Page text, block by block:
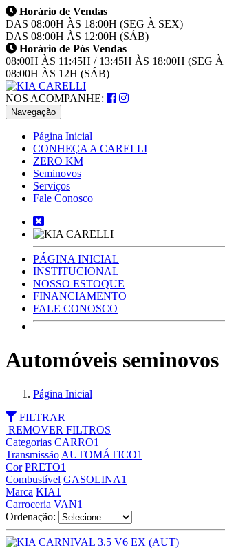
Horário de Vendas
DAS 08:00H ÀS 18:00H (SEG À SEX)
DAS 08:00H ÀS 12:00H (SÁB)
Horário de Pós Vendas
08:00H ÀS 11:45H / 13:45H ÀS 18:00H (SEG
08:00H ÀS 12H (SÁB)
NOS ACOMPANHE:
Navegação
Página Inicial
CONHEÇA A CARELLI
ZERO KM
Seminovos
Serviços
Fale Conosco
PÁGINA INICIAL
INSTITUCIONAL
NOSSO ESTOQUE
FINANCIAMENTO
FALE CONOSCO
Automóveis
Página Inicial
FILTRAR
REMOVER FILTROS
Categorias CARRO1
Transmissão AUTOMÁTICO1
Cor PRETO1
Combustível GASOLINA1
Marca KIA1
Carroceria VAN1
Ordenação: